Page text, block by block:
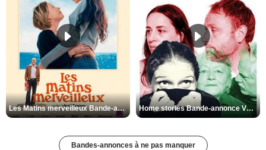
Les Matins merveilleux Bande-annonce VF Home stories Bande-annonce VO STFR
Bandes-annonces à ne pas manquer